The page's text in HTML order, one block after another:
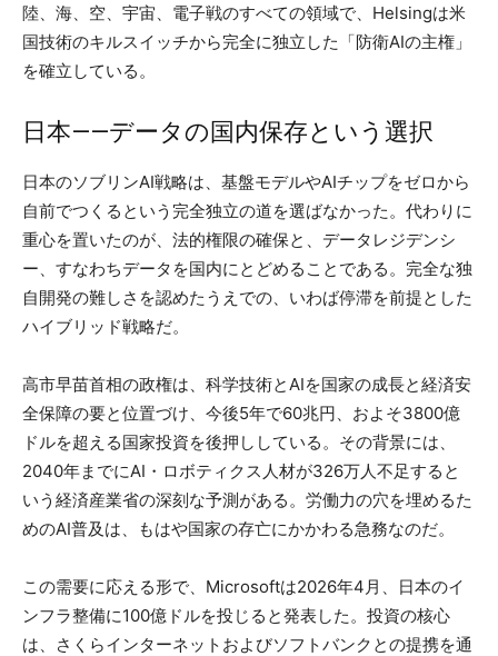
陸、海、空、宇宙、電子戦のすべての領域で、Helsingは米
国技術のキルスイッチから完全に独立した「防衛AIの主権」
を確立している。
日本——データの国内保存という選択
日本のソブリンAI戦略は、基盤モデルやAIチップをゼロから
自前でつくるという完全独立の道を選ばなかった。代わりに
重心を置いたのが、法的権限の確保と、データレジデンシ
ー、すなわちデータを国内にとどめることである。完全な独
自開発の難しさを認めたうえでの、いわば停滞を前提とした
ハイブリッド戦略だ。
高市早苗首相の政権は、科学技術とAIを国家の成長と経済安
全保障の要と位置づけ、今後5年で60兆円、およそ3800億
ドルを超える国家投資を後押ししている。その背景には、
2040年までにAI・ロボティクス人材が326万人不足すると
いう経済産業省の深刻な予測がある。労働力の穴を埋めるた
めのAI普及は、もはや国家の存亡にかかわる急務なのだ。
この需要に応える形で、Microsoftは2026年4月、日本のイ
ンフラ整備に100億ドルを投じると発表した。投資の核心
は、さくらインターネットおよびソフトバンクとの提携を通